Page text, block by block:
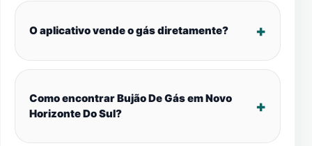
O aplicativo vende o gás diretamente?
Como encontrar Bujão De Gás em Novo
Horizonte Do Sul?